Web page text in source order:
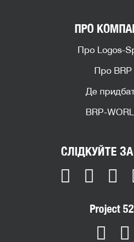
ПРО
Про Logos-
Про BRP
Де
BRP-
СЛІДКУЙТЕ
Project